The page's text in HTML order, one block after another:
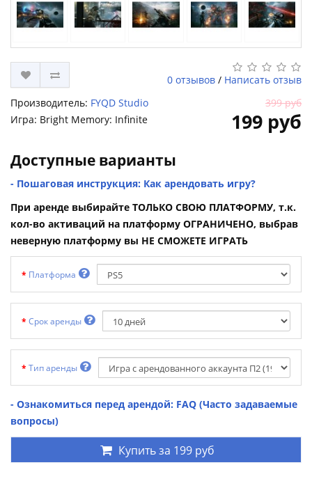
0 отзывов / Написать отзыв
Производитель: FYQD Studio
Игра: Bright Memory: Infinite
399 руб
199 руб
Доступные варианты
- Пошаговая инструкция: Как арендовать игру?
При аренде выбирайте ТОЛЬКО СВОЮ ПЛАТФОРМУ, т.к.
кол-во активаций на платформу ОГРАНИЧЕНО, выбрав
неверную платформу вы НЕ СМОЖЕТЕ ИГРАТЬ
Платформа
Срок аренды
Тип аренды
- Ознакомиться перед арендой: FAQ (Часто задаваемые
вопросы)
Купить за 199 руб